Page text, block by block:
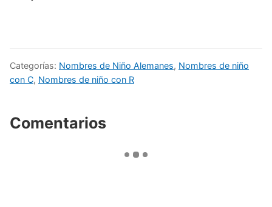
Categorías: Nombres de Niño Alemanes, Nombres de niño
con C, Nombres de niño con R
Comentarios